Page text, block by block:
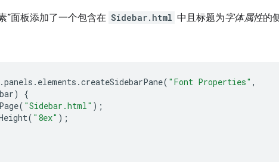
”面板添加了一个包含在 Sidebar.html 中且标题为字体属性的
.panels . elements .createSidebarPane( "Font Properties" ,
)
{
( "Sidebar.html" );
( "8ex" );